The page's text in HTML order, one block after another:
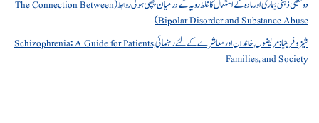
دو قطبی ذہنی بیماری اور مادہ کے استعمال کا غلط رویہ کے درمیان چھپی ہوئی روابط (The Connection Between
Bipolar Disorder and Substance Abuse)
شیزوفرینیا: مریضوں, خاندان اور معاشرے کے لئے رہنمائی Schizophrenia: A Guide for Patients,
Families, and Society